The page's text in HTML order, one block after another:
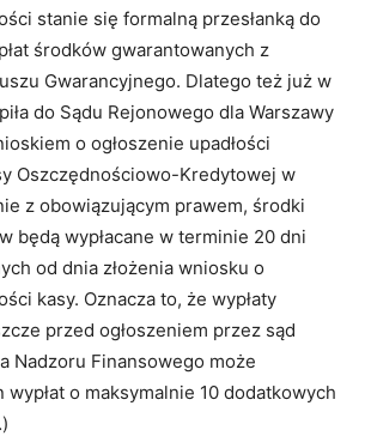
stanie się formalną przesłanką do
środków gwarantowanych z
Gwarancyjnego. Dlatego też już w
do Sądu Rejonowego dla Warszawy
o ogłoszenie upadłości
Oszczędnościowo-Kredytowej w
z obowiązującym prawem, środki
będą wypłacane w terminie 20 dni
od dnia złożenia wniosku o
kasy. Oznacza to, że wypłaty
przed ogłoszeniem przez sąd
Nadzoru Finansowego może
wypłat o maksymalnie 10 dodatkowych